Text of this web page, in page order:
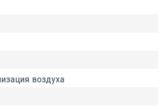
воздуха